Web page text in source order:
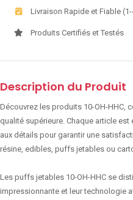
Livraison Rapide et Fiable
Produits Certifiés et Testés
Description du Produit
Découvrez les produits 10-OH-HHC,
qualité supérieure. Chaque article
aux détails pour garantir une
résine, edibles, puffs jetables ou
Les puffs jetables 10-OH-HHC se
impressionnante et leur technologie